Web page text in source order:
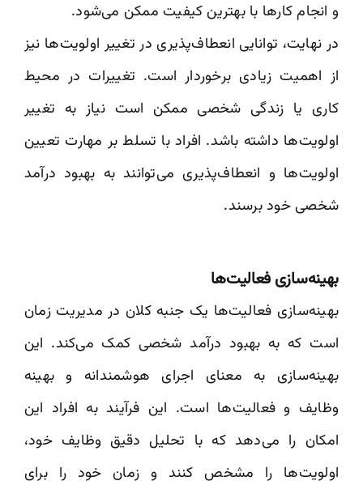
و انجام کارها با بهترین کیفیت ممکن می‌شود.
در نهایت، توانایی انعطاف‌پذیری در تغییر اولویت‌ها نیز
از اهمیت زیادی برخوردار است. تغییرات در محیط
کاری یا زندگی شخصی ممکن است نیاز به تغییر
اولویت‌ها داشته باشد. افراد با تسلط بر مهارت تعیین
اولویت‌ها و انعطاف‌پذیری می‌توانند به بهبود درآمد
شخصی خود برسند.
بهینه‌سازی فعالیت‌ها
بهینه‌سازی فعالیت‌ها یک جنبه کلان در مدیریت زمان
است که به بهبود درآمد شخصی کمک می‌کند. این
بهینه‌سازی به معنای اجرای هوشمندانه و بهینه
وظایف و فعالیت‌ها است. این فرآیند به افراد این
امکان را می‌دهد که با تحلیل دقیق وظایف خود،
اولویت‌ها را مشخص کنند و زمان خود را برای